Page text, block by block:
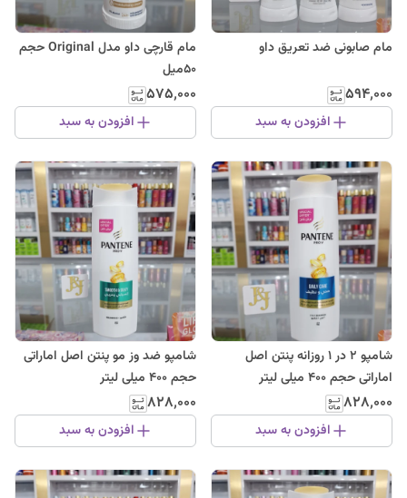
مام صابونی ضد تعریق داو
۵۹۴٬۰۰۰
افزودن به سبد
مام قارچی داو مدل Original حجم
۵۰میل
۵۷۵٬۰۰۰
افزودن به سبد
شامپو 2 در 1 روزانه پنتن اصل
اماراتی حجم 400 میلی لیتر
۸۲۸٬۰۰۰
افزودن به سبد
شامپو ضد وز مو پنتن اصل اماراتی
حجم 400 میلی لیتر
۸۲۸٬۰۰۰
افزودن به سبد